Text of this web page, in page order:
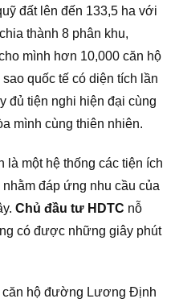
đất lên đến 133,5 ha với
thành 8 phân khu,
mình hơn 10,000 căn hộ
quốc tế có diện tích lần
đủ tiện nghi hiện đại cùng
mình cùng thiên nhiên.
một hệ thống các tiện ích
đáp ứng nhu cầu của
Chủ đầu tư HDTC nỗ
có được những giây phút
căn hộ đường Lương Định